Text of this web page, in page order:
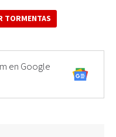
TORMENTAS
en Google